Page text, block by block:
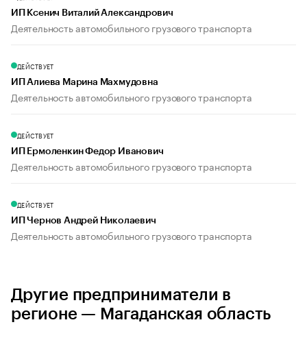
ИП Ксенич Виталий Александрович
Деятельность автомобильного грузового транспорта
ДЕЙСТВУЕТ
ИП Алиева Марина Махмудовна
Деятельность автомобильного грузового транспорта
ДЕЙСТВУЕТ
ИП Ермоленкин Федор Иванович
Деятельность автомобильного грузового транспорта
ДЕЙСТВУЕТ
ИП Чернов Андрей Николаевич
Деятельность автомобильного грузового транспорта
Другие предприниматели в
регионе — Магаданская область